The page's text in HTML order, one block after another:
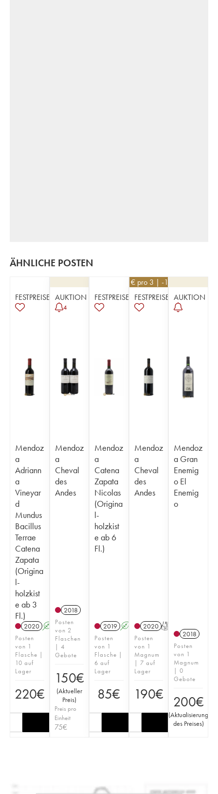
ÄHNLICHE POSTEN
FESTPREISE
Mendoz
a
Adriann
a
Vineyar
d
Mundus
Bacillus
Terrae
Catena
Zapata
(Origina
l-
holzkist
e ab 3
Fl.)
2020 A KT
Posten
von 1
Flasche |
10 auf
Lager
220€
AUKTION
4
Mendoz
a
Cheval
des
Andes
2018
Posten
von 2
Flaschen
| 4
Gebote
150€
(Aktueller
Preis)
Preis pro
Einheit
75€
FESTPREISE
Mendoz
a
Catena
Zapata
Nicolas
(Origina
l-
holzkist
e ab 6
Fl.)
2019 A KT
Posten
von 1
Flasche |
6 auf
Lager
85€
171€ pro 3 | -10%
FESTPREISE
Mendoz
a
Cheval
des
Andes
2020 T
Posten
von 1
Magnum
| 7 auf
Lager
190€
AUKTION
Mendoz
a Gran
Enemig
o El
Enemig
o
2018
Posten
von 1
Magnum
| 0
Gebote
200€
(Aktualisierung
des Preises)